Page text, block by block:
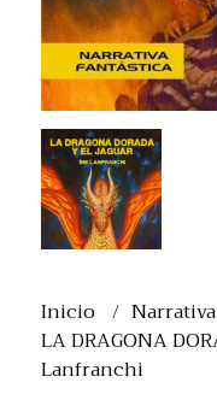
Inicio
LA DRAGONA
Lanfranchi